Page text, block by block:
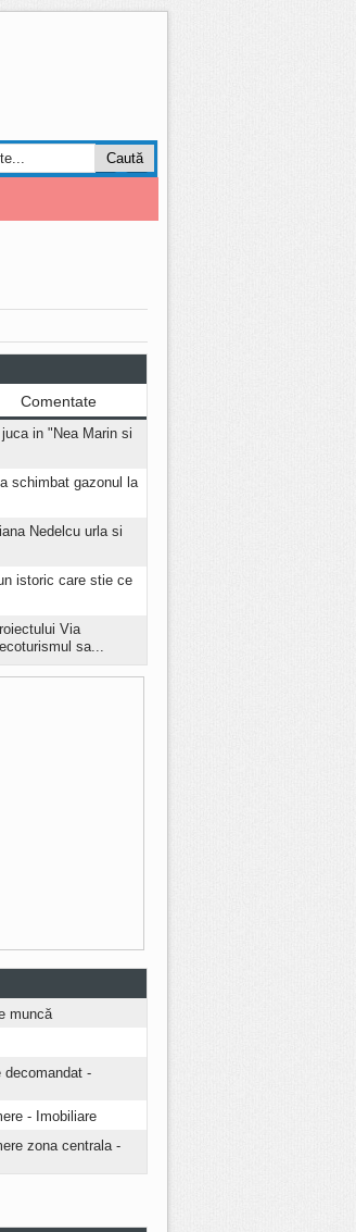
Comentate
in "Nea Marin si
schimbat gazonul la
Nedelcu urla si
istoric care stie ce
Via
sa...
muncă
decomandat -
- Imobiliare
zona centrala -